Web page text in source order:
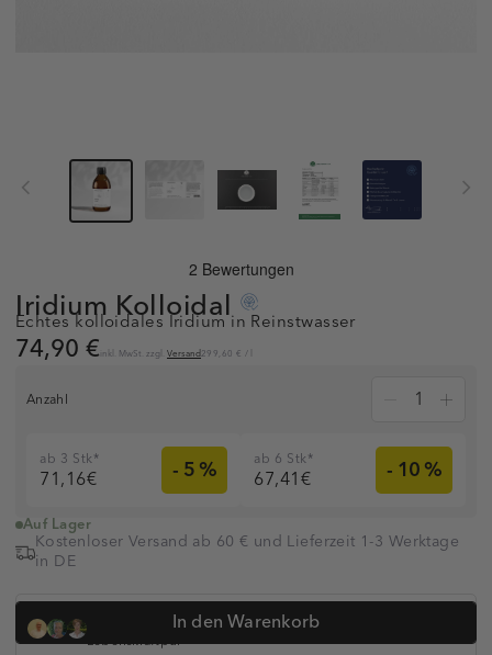
IridiumKolloidal
Echtes kolloidales Iridium in Reinstwasser
74,90 € inkl. MwSt. zzgl. Versand299,60 € /
Anzahl
ab 3 Stk*
71,16€ - 5 % ab 6 Stk*
67,41€ - 10 %
Auf Lager
Kostenloser Versand ab 60 € und Lieferzeit 1-3 Werktage
in DE
In den Warenkorb
Dr. med. Simon Feldhaus, Heilpraktikerin Anna Koop, Dr.
Anne-Kathrin Huge undüber 320.000 Kunden vertrauen auf
Lebenskraftpur